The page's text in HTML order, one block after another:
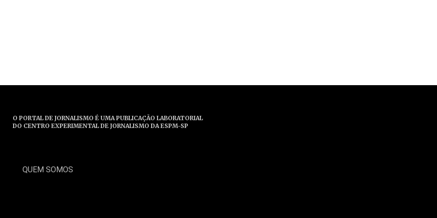
O PORTAL DE JORNALISMO É UMA PUBLICAÇÃO LABORATORIAL
DO CENTRO EXPERIMENTAL DE JORNALISMO DA ESPM-SP
QUEM SOMOS